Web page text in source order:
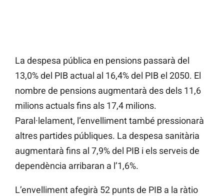
La despesa pública en pensions passarà del
13,0% del PIB actual al 16,4% del PIB el 2050. El
nombre de pensions augmentarà des dels 11,6
milions actuals fins als 17,4 milions.
Paral·lelament, l’envelliment també pressionarà
altres partides públiques. La despesa sanitària
augmentarà fins al 7,9% del PIB i els serveis de
dependència arribaran a l’1,6%.
L’envelliment afegirà 52 punts de PIB a la ràtio